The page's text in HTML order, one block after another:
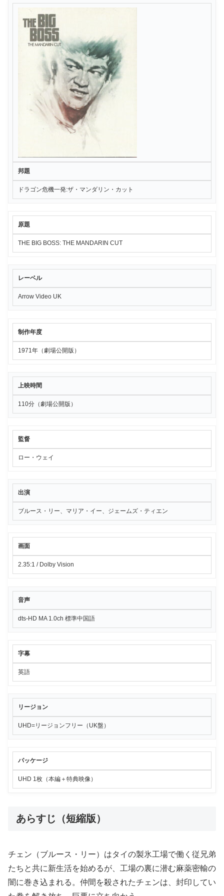
邦題
ドラゴン危機一発:ザ・マンダリン・カット
原題
THE BIG BOSS: THE MANDARIN CUT
レーベル
Arrow Video UK
制作年度
1971年（劇場公開版）
上映時間
110分（劇場公開版）
監督
ロー・ウェイ
出演
ブルース・リー、マリア・イー、ジェームズ・ティエン
画面
2.35:1 / Dolby Vision
音声
dts-HD MA 1.0ch 標準中国語
字幕
英語
リージョン
UHD=リージョンフリー（UK盤）
パッケージ
UHD 1枚（本編＋特典映像）
あらすじ（短縮版）
チェン（ブルース・リー）はタイの製氷工場で働く従兄弟
たちと共に新生活を始めるが、工場の裏に潜む麻薬密輸の
闇に巻き込まれる。仲間を殺されたチェンは、封印してい